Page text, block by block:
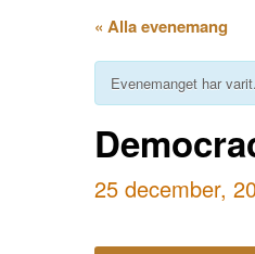
« Alla evenemang
Evenemanget har varit.
25 december,